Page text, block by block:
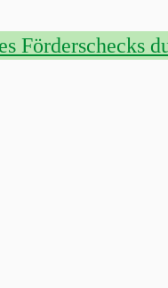
Förderschecks